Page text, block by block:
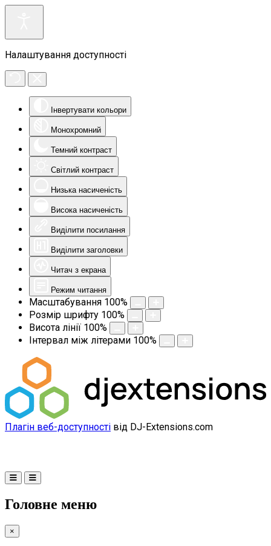
Налаштування доступності
Інвертувати кольори
Монохромний
Темний контраст
Світлий контраст
Низька насиченість
Висока насиченість
Виділити посилання
Виділити заголовки
Читач з екрана
Режим читання
Масштабування 100%
Розмір шрифту 100%
Висота лінії 100%
Інтервал між літерами 100%
Плагін веб-доступності від DJ-Extensions.com
Головне меню
×